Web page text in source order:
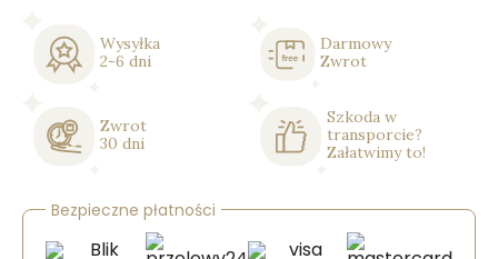
Ramie
Wysyłka
2-6 dni
Darmowy
Zwrot
Zwrot
30 dni
Szkoda w
transporcie?
Załatwimy to!
Bezpieczne płatności